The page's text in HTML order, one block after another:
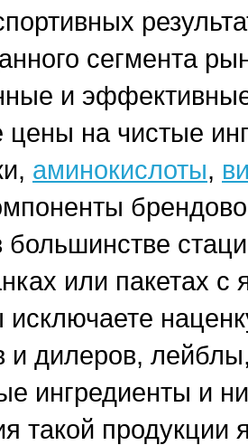
сегмента
и
цены на чистые
аминокислоты,
большинстве
или пакетах
и дилеров,
ингредиенты и
такой продукции